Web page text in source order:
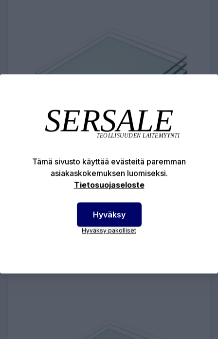
HP-KYPÄRÄN LASI - RESIN / CLEMCO /
Tämä sivusto käyttää evästeitä paremman
asiakaskokemuksen luomiseksi.
Tietosuojaseloste
Hyväksy
Hyväksy pakolliset